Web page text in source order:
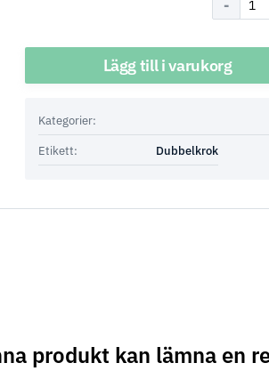
Lägg till i varukorg
Kategorier:
Etikett:
Dubbelkrok
produkt kan lämna en